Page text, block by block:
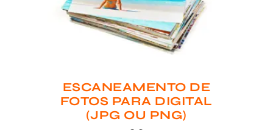
ESCANEAMENTO DE
FOTOS PARA DIGITAL
(JPG OU PNG)